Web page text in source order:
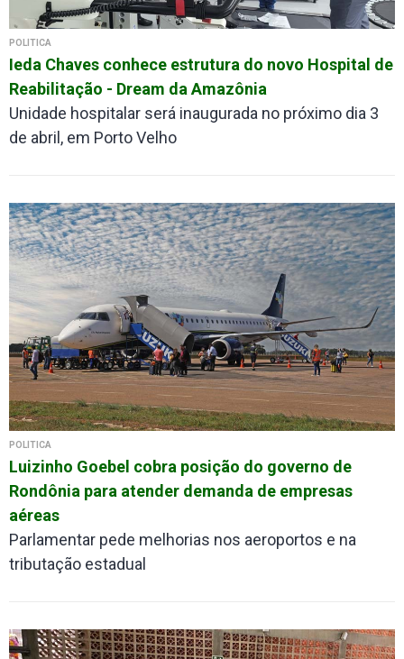
POLÍTICA
Ieda Chaves conhece estrutura do novo Hospital de
Reabilitação - Dream da Amazônia
Unidade hospitalar será inaugurada no próximo dia 3
de abril, em Porto Velho
POLÍTICA
Luizinho Goebel cobra posição do governo de
Rondônia para atender demanda de empresas
aéreas
Parlamentar pede melhorias nos aeroportos e na
tributação estadual